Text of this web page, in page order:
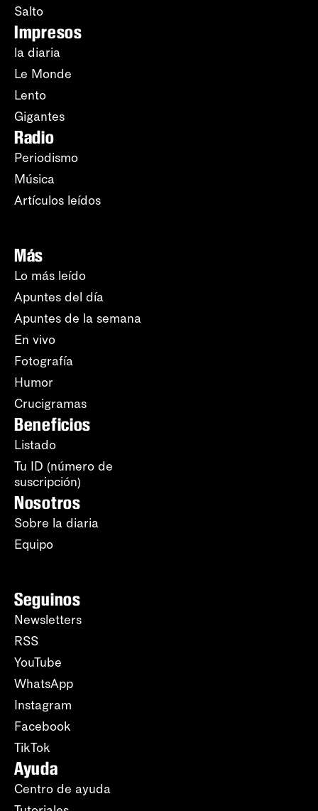
Salto
Impresos
la diaria
Le Monde
Lento
Gigantes
Radio
Periodismo
Música
Artículos leídos
Más
Lo más leído
Apuntes del día
Apuntes de la semana
En vivo
Fotografía
Humor
Crucigramas
Beneficios
Listado
Tu ID (número de
suscripción)
Nosotros
Sobre la diaria
Equipo
Seguinos
Newsletters
RSS
YouTube
WhatsApp
Instagram
Facebook
TikTok
Ayuda
Centro de ayuda